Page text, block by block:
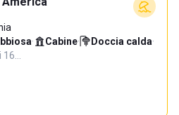
· Cabine· Doccia calda·